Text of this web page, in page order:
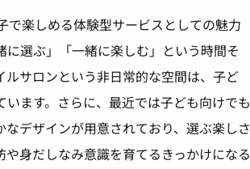
楽しめる体験型サービスとしての魅力
選ぶ」「一緒に楽しむ」という時間そ
サロンという非日常的な空間は、子ど
ます。さらに、最近では子ども向けでも
デザインが用意されており、選ぶ楽しさ
身だしなみ意識を育てるきっかけになる